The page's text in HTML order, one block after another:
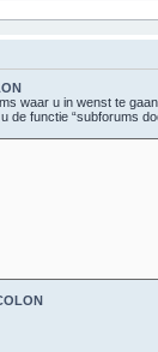
waar u in wenst te
de functie “subforums